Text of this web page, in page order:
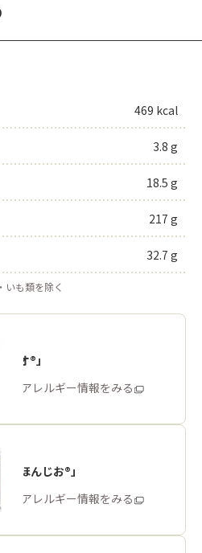
469 kcal
3.8 g
18.5 g
217 g
32.7 g
いも類を除く
シオ®」
・アレルギー情報をみる
のほんじお®」
・アレルギー情報をみる